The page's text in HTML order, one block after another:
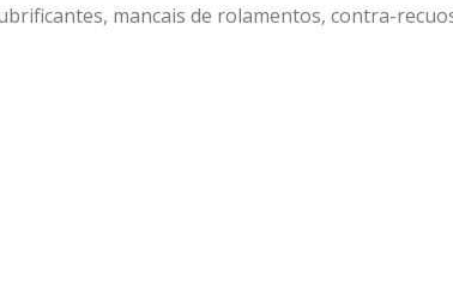
mancais de rolamentos, contra-